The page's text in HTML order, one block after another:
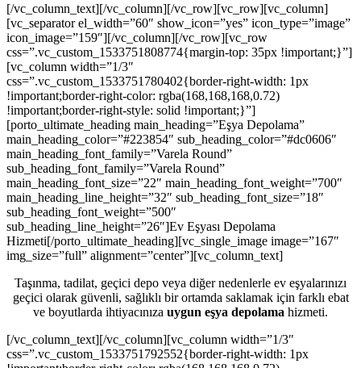
[/vc_column_text][/vc_column][/vc_row][vc_row][vc_column]
[vc_separator el_width=”60″ show_icon=”yes” icon_type=”image”
icon_image=”159″][/vc_column][/vc_row][vc_row
css=”.vc_custom_1533751808774{margin-top: 35px !important;}”]
[vc_column width=”1/3″
css=”.vc_custom_1533751780402{border-right-width: 1px
!important;border-right-color: rgba(168,168,168,0.72)
!important;border-right-style: solid !important;}”]
[porto_ultimate_heading main_heading=”Eşya Depolama”
main_heading_color=”#223854″ sub_heading_color=”#dc0606″
main_heading_font_family=”Varela Round”
sub_heading_font_family=”Varela Round”
main_heading_font_size=”22″ main_heading_font_weight=”700″
main_heading_line_height=”32″ sub_heading_font_size=”18″
sub_heading_font_weight=”500″
sub_heading_line_height=”26″]Ev Eşyası Depolama
Hizmeti[/porto_ultimate_heading][vc_single_image image=”167″
img_size=”full” alignment=”center”][vc_column_text]
Taşınma, tadilat, geçici depo veya diğer nedenlerle ev eşyalarınızı
geçici olarak güvenli, sağlıklı bir ortamda saklamak için farklı ebat
ve boyutlarda ihtiyacınıza uygun eşya depolama hizmeti.
[/vc_column_text][/vc_column][vc_column width=”1/3″
css=”.vc_custom_1533751792552{border-right-width: 1px